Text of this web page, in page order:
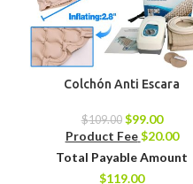
Colchón Anti Escara
$109.00 $99.00
Product Fee $20.00
Total Payable Amount
$119.00